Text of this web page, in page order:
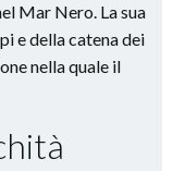
Mar Nero. La sua
e della catena dei
nella quale il